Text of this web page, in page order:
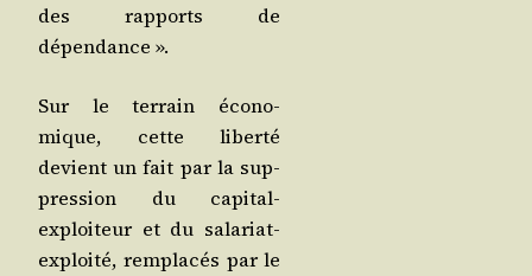
des rap­ports de
dépendance ».
Sur le ter­rain éco­no­
mique, cette liber­té
devient un fait par la sup­
pres­sion du capi­tal-
exploi­teur et du sala­riat-
exploi­té, rem­pla­cés par le